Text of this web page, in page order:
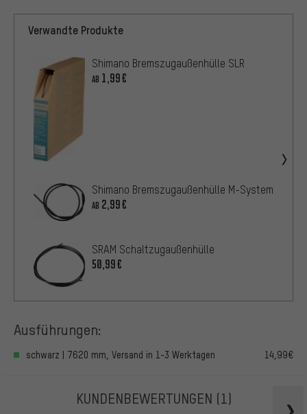
Verwandte Produkte
Shimano Bremszugaußenhülle SLR
AB 1,99€
Shimano Bremszugaußenhülle M-System
AB 2,99€
SRAM Schaltzugaußenhülle
50,99€
Ausführungen:
schwarz | 7620 mm, Versand in 1-3 Werktagen 14,99€
KUNDENBEWERTUNGEN (1)